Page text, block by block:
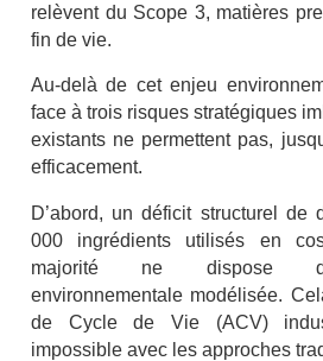
relèvent du Scope 3, matières
fin de vie.
Au-delà de cet enjeu
face à trois risques stratégiques
existants ne permettent pas,
efficacement.
D’abord, un déficit structurel
000 ingrédients utilisés en
majorité ne dispose
environnementale modélisée.
de Cycle de Vie (ACV)
impossible avec les approches